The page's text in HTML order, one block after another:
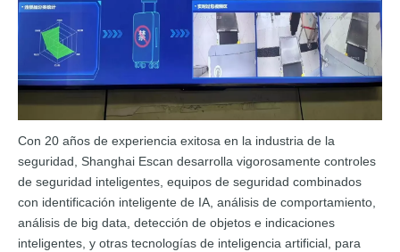
Con 20 años de experiencia exitosa en la industria de la
seguridad, Shanghai Escan desarrolla vigorosamente controles
de seguridad inteligentes, equipos de seguridad combinados
con identificación inteligente de IA, análisis de comportamiento,
análisis de big data, detección de objetos e indicaciones
inteligentes, y otras tecnologías de inteligencia artificial, para